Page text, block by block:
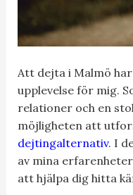
Att dejta i Malmö
upplevelse för mig.
relationer och en
möjligheten att
dejtingalternativ. I
av mina
att hjälpa dig hitta